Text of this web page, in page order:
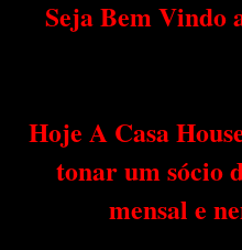
Seja Bem Vindo
Hoje A Casa
tonar um sócio
mensal e